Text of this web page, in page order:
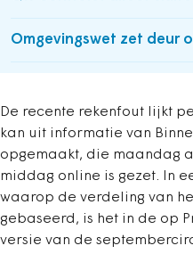
Omgevingswet zet deur
De recente rekenfout lijkt
kan uit informatie van
opgemaakt, die maandag
middag online is gezet. In
waarop de verdeling van
gebaseerd, is het in de op
versie van de